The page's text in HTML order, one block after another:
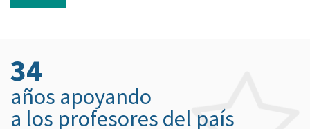
34
años apoyando
a los profesores del país